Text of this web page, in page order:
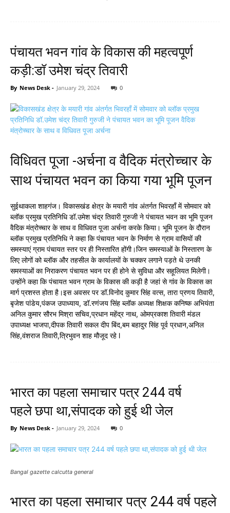
पंचायत भवन गांव के विकास की महत्वपूर्ण
कड़ी:डॉ उमेश चंद्र तिवारी
By News Desk - January 29, 2024 0
विधिवत पूजा -अर्चना व वैदिक मंत्रोच्चार के
साथ पंचायत भवन का किया गया भूमि पूजन
सुईथाकला शाहगंज। विकासखंड क्षेत्र के मयारी गांव अंतर्गत भिवरहाँ में सोमवार को
ब्लॉक प्रमुख प्रतिनिधि डॉ.उमेश चंद्र तिवारी गुरुजी ने पंचायत भवन का भूमि पूजन
वैदिक मंत्रोच्चार के साथ व विधिवत पूजा अर्चना करके किया। भूमि पूजन के दौरान
ब्लॉक प्रमुख प्रतिनिधि ने कहा कि पंचायत भवन के निर्माण से ग्राम वासियों की
समस्याएं ग्राम पंचायत स्तर पर ही निस्तारित होंगी।जिन समस्याओं के निस्तारण के
लिए लोगों को ब्लॉक और तहसील के कार्यालयों के चक्कर लगाने पड़ते थे उनकी
समस्याओं का निराकरण पंचायत भवन पर ही होने से सुविधा और सहूलियत मिलेगी।
उन्होंने कहा कि पंचायत भवन ग्राम के विकास की कड़ी है जहां से गांव के विकास का
मार्ग प्रशस्त होता है।इस अवसर पर डॉ.विनोद कुमार सिंह वत्स, तारा प्रणय तिवारी,
बृजेश पांडेय,पंकज उपाध्याय, डॉ.रणंजय सिंह ब्लॉक अध्यक्ष शिक्षक कनिष्क अभियंता
अनिल कुमार सौरभ मिश्रा सचिव,प्रधान महेंद्र नाथ, ओमप्रकाश तिवारी मंडल
उपाध्यक्ष भाजपा,दीपक तिवारी सकल दीप बिंद,बम बहादुर सिंह पूर्व प्रधान,अनिल
सिंह,वंशराज तिवारी,त्रिभुवन शाह मौजूद रहे l
भारत का पहला समाचार पत्र 244 वर्ष
पहले छपा था,संपादक को हुई थी जेल
By News Desk - January 29, 2024 0
Bangal gazette calcutta general
भारत का पहला समाचार पत्र 244 वर्ष पहले